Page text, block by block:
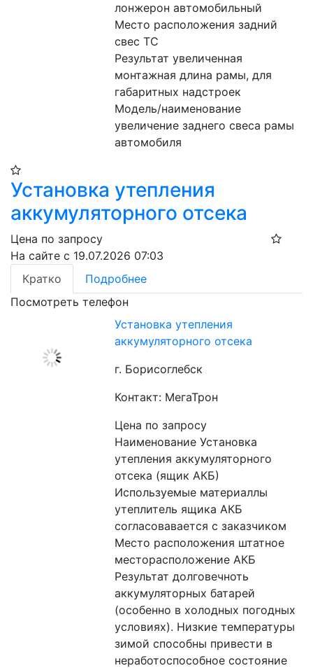
лонжерон автомобильный
Место расположения задний
свес ТС
Результат увеличенная
монтажная длина рамы, для
габаритных надстроек
Модель/наименование
увеличение заднего свеса рамы
автомобиля
Установка утепления
аккумуляторного отсека
Цена по запросу
На сайте с 19.07.2026 07:03
Кратко
Подробнее
Посмотреть телефон
Установка утепления
аккумуляторного отсека
г. Борисоглебск
Контакт: МегаТрон
Цена по запросу
Наименование Установка
утепления аккумуляторного
отсека (ящик АКБ)
Используемые материаллы
утеплитель ящика АКБ
согласовавается с заказчиком
Место расположения штатное
месторасположение АКБ
Результат долговечноть
аккумуляторных батарей
(особенно в холодных погодных
условиях). Низкие температуры
зимой способны привести в
неработоспособное состояние